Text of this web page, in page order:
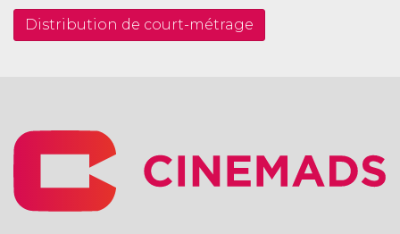
Distribution de court-métrage